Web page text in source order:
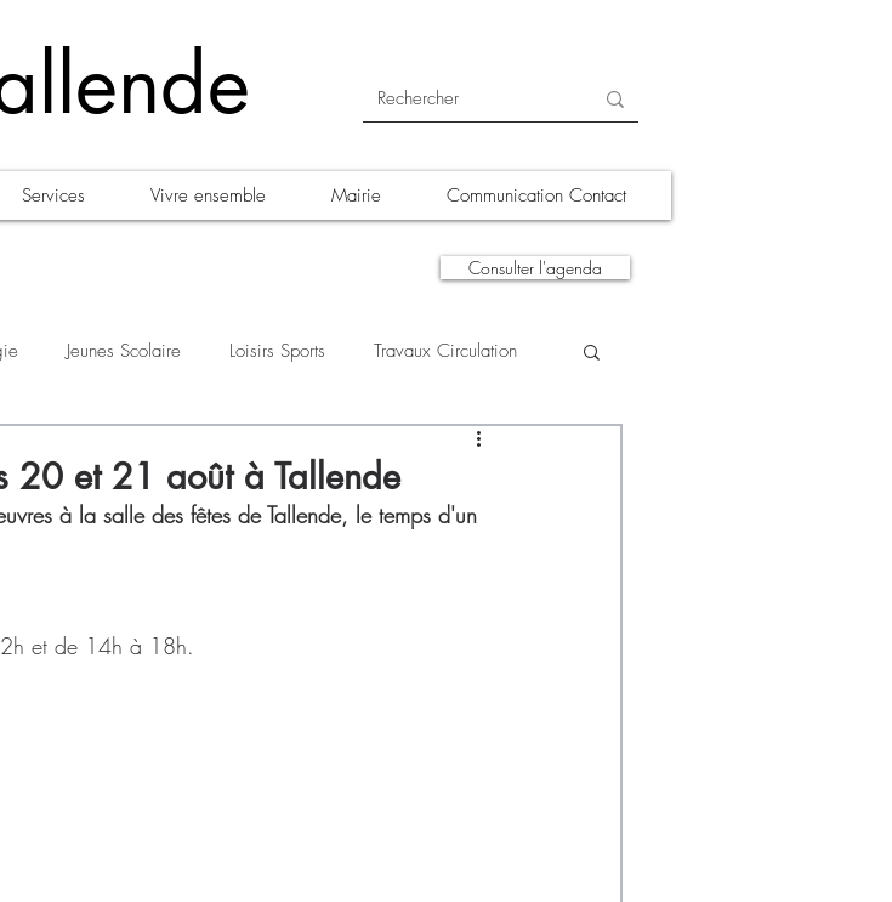
Services Vivre ensemble Mairie Communication Contact
Consulter l'agenda
Jeunes Scolaire Loisirs Sports Travaux Circulation
A la une
20 et 21 août à Tallende
à la salle des fêtes de Tallende, le temps d'un
et de 14h à 18h.